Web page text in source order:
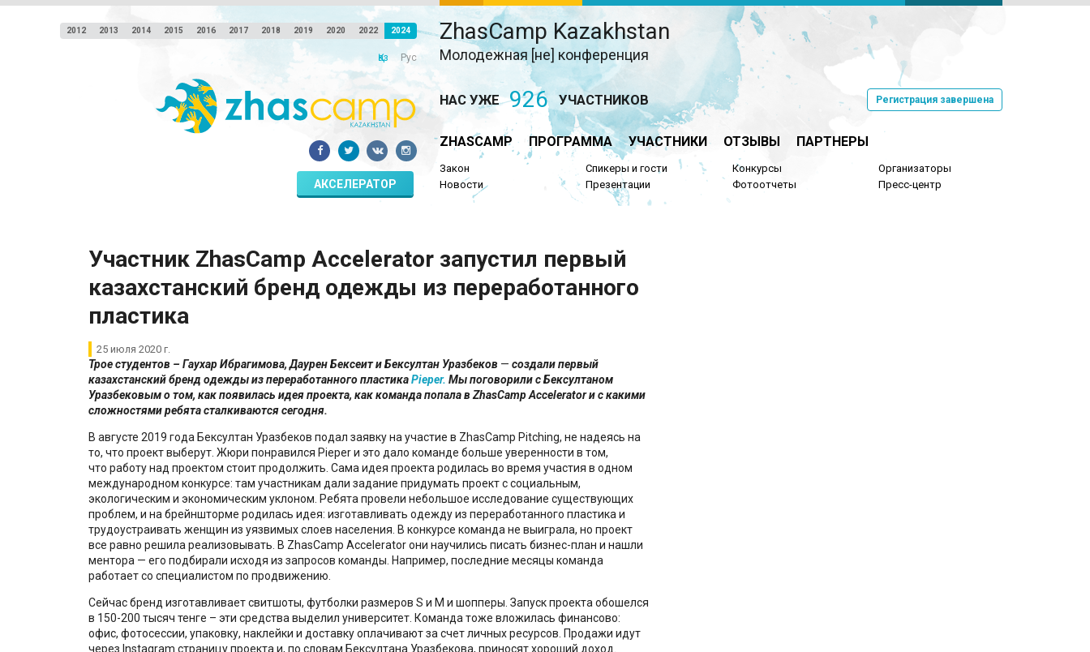
2012 2013 2014 2015 2016 2017 2018 2019 2020 2022 2024
Қаз Рус
ZhasCamp Kazakhstan
Молодежная [не] конференция
АКСЕЛЕРАТОР
НАС УЖЕ 926 УЧАСТНИКОВ Регистрация завершена
ZHASCAMP ПРОГРАММА УЧАСТНИКИ ОТЗЫВЫ ПАРТНЕРЫ
Закон
Новости
Спикеры и гости
Презентации
Конкурсы
Фотоотчеты
Организаторы
Пресс-центр
Участник ZhasCamp Accelerator запустил первый
казахстанский бренд одежды из переработанного
пластика
25 июля 2020 г.
Трое студентов – Гаухар Ибрагимова, Даурен Бексеит и Бексултан Уразбеков — создали первый
казахстанский бренд одежды из переработанного пластика Pieper. Мы поговорили с Бексултаном
Уразбековым о том, как появилась идея проекта, как команда попала в ZhasCamp Accelerator и с какими
сложностями ребята сталкиваются сегодня.
В августе 2019 года Бексултан Уразбеков подал заявку на участие в ZhasCamp Pitching, не надеясь на
то, что проект выберут. Жюри понравился Pieper и это дало команде больше уверенности в том,
что работу над проектом стоит продолжить. Сама идея проекта родилась во время участия в одном
международном конкурсе: там участникам дали задание придумать проект с социальным,
экологическим и экономическим уклоном. Ребята провели небольшое исследование существующих
проблем, и на брейншторме родилась идея: изготавливать одежду из переработанного пластика и
трудоустраивать женщин из уязвимых слоев населения. В конкурсе команда не выиграла, но проект
все равно решила реализовывать. В ZhasCamp Accelerator они научились писать бизнес-план и нашли
ментора — его подбирали исходя из запросов команды. Например, последние месяцы команда
работает со специалистом по продвижению.
Сейчас бренд изготавливает свитшоты, футболки размеров S и М и шопперы. Запуск проекта обошелся
в 150-200 тысяч тенге – эти средства выделил университет. Команда тоже вложилась финансово:
офис, фотосессии, упаковку, наклейки и доставку оплачивают за счет личных ресурсов. Продажи идут
через Instagram страницу проекта и, по словам Бексултана Уразбекова, приносят хороший доход.